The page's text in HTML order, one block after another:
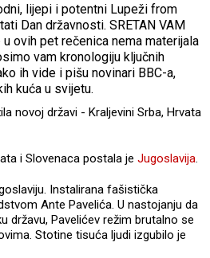
lijepi i potentni Lupeži from
Dan državnosti. SRETAN VAM
u ovih pet rečenica nema materijala
vam kronologiju ključnih
ih vide i pišu novinari BBC-a,
kuća u svijetu.
novoj državi - Kraljevini Srba, Hrvata
i Slovenaca postala je Jugoslavija.
Instalirana fašistička
Ante Pavelića. U nastojanju da
državu, Pavelićev režim brutalno se
Stotine tisuća ljudi izgubilo je